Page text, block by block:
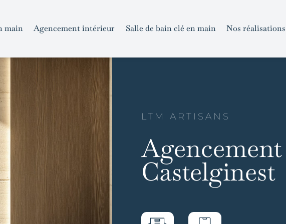
main Agencement intérieur Salle de bain clé en main Nos réalisations
LTM ARTISANS
Castelginest